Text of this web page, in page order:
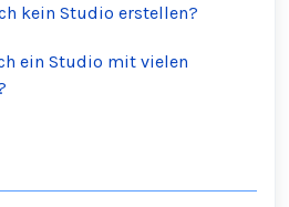
kein Studio erstellen?
ein Studio mit vielen